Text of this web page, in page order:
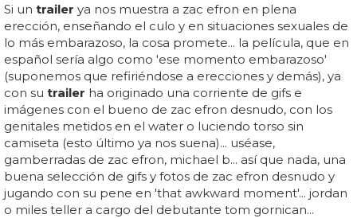
Si un trailer ya nos muestra a zac efron en plena
erección, enseñando el culo y en situaciones sexuales de
lo más embarazoso, la cosa promete... la película, que en
español sería algo como 'ese momento embarazoso'
(suponemos que refiriéndose a erecciones y demás), ya
con su trailer ha originado una corriente de gifs e
imágenes con el bueno de zac efron desnudo, con los
genitales metidos en el water o luciendo torso sin
camiseta (esto último ya nos suena)... uséase,
gamberradas de zac efron, michael b... así que nada, una
buena selección de gifs y fotos de zac efron desnudo y
jugando con su pene en 'that awkward moment'... jordan
o miles teller a cargo del debutante tom gornican...